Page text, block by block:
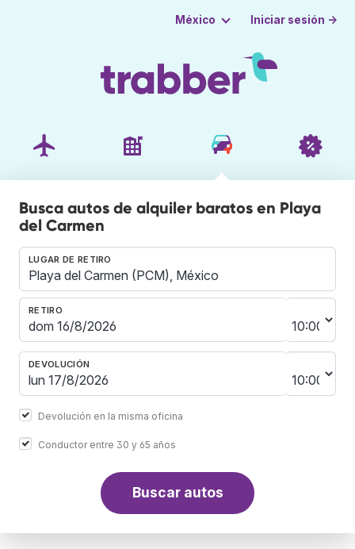
México Iniciar sesión →
Busca autos de alquiler baratos en Playa
del Carmen
LUGAR DE RETIRO
RETIRO
DEVOLUCIÓN
Devolución en la misma oficina
Conductor entre 30 y 65 años
Buscar autos